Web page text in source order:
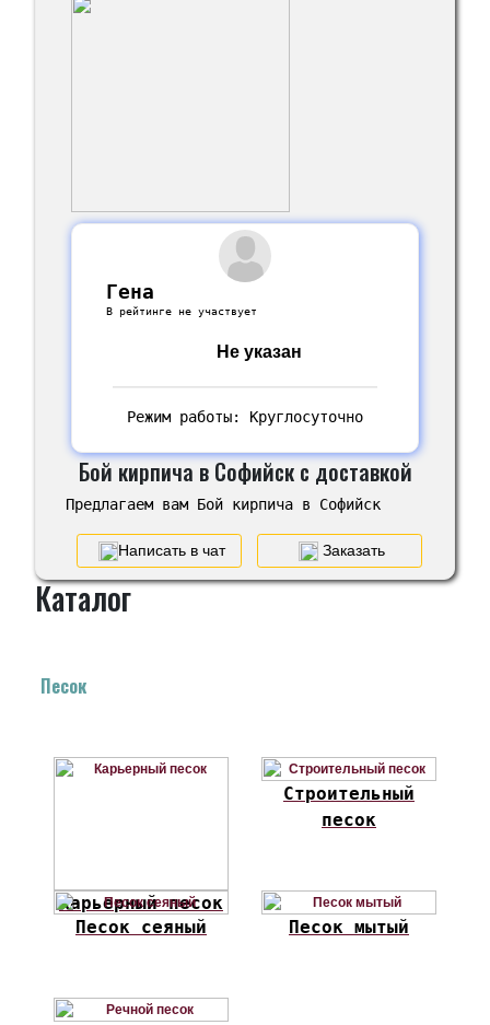
Гена
В рейтинге не участвует
Не указан
Режим работы: Круглосуточно
Бой кирпича в Софийск с доставкой
Предлагаем вам Бой кирпича в Софийск
Написать в чат Заказать
Каталог
Песок
Карьерный песок
Строительный
песок
Песок сеяный Песок мытый